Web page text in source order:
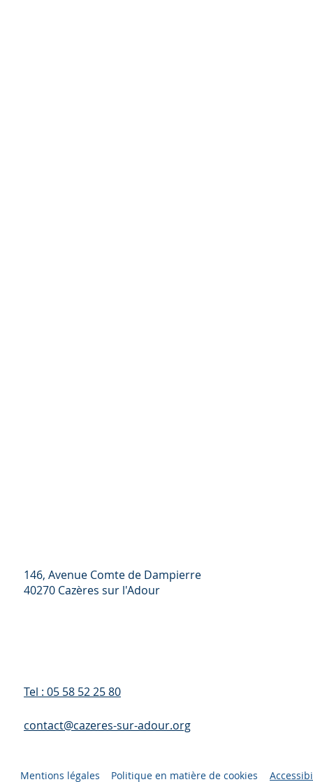
146, Avenue Comte de Dampierre
40270 Cazères sur l'Adour
Tel : 05 58 52 25 80
contact@cazeres-sur-adour.org
Mentions légales Politique en matière de cookies